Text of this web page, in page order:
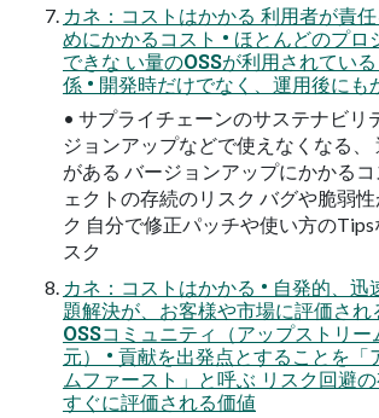
カネ：コストはかかる 利用者が責
めにかかるコスト • ほとんどのプロ
できな い量のOSSが利用されてい
係 • 開発時だけでなく、運用後にも
• サプライチェーンのサステナビリ
ジョンアップなどで使えなくなる、
がある バージョンアップにかかるコ
ェクトの存続のリスク バグや脆弱
ク 自分で修正パッチや使い方のTips
スク
カネ：コストはかかる • 自発的、迅
題解決が、お客様や市場に評価され
OSSコミュニティ（アップストリ
元） • 貢献を出発点とすることを「
ムファースト」と呼ぶ リスク回避
すぐに評価される価値